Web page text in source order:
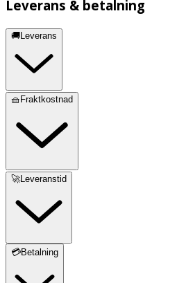
Leverans & betalning
🚚Leverans
🧺Fraktkostnad
🚀Leveranstid
💳Betalning